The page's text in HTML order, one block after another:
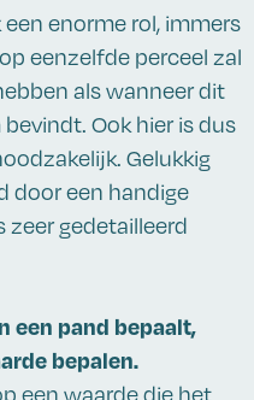
enorme rol, immers
eenzelfde perceel zal
als wanneer dit
Ook hier is dus
Gelukkig
door een handige
gedetailleerd
een pand bepaalt,
bepalen.
een waarde die het